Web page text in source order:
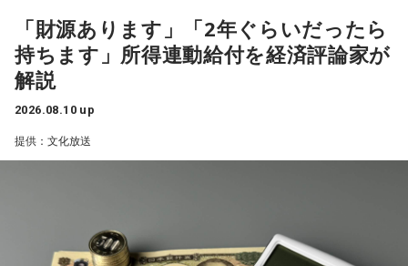
「財源あります」「2年ぐらいだったら
持ちます」所得連動給付を経済評論家が
解説
2026.08.10 up
提供：文化放送